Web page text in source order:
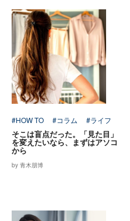
#HOW TO #コラム #ライフ
そこは盲点だった。「見た目」
を変えたいなら、まずはアソコ
から
by 青木朋博